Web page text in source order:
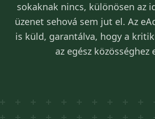
sokaknak nincs, különösen az
üzenet sehová sem jut el. Az
is küld, garantálva, hogy a
az egész közösséghez